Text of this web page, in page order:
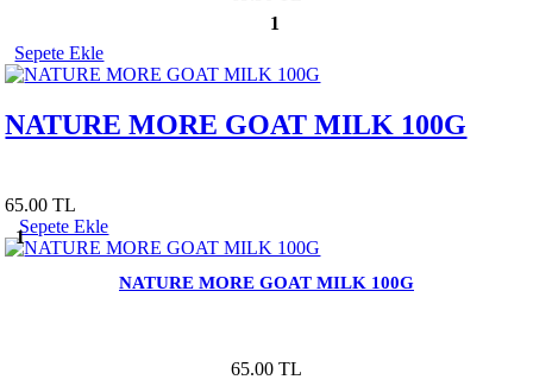
1
Sepete Ekle
NATURE MORE GOAT MILK 100G
65.00 TL
1
Sepete Ekle
NATURE MORE GOAT MILK 100G
65.00 TL